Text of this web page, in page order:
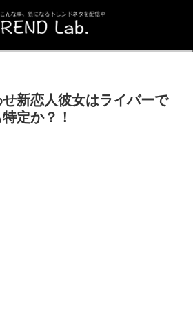
新恋人彼女はライバーで
定か？！